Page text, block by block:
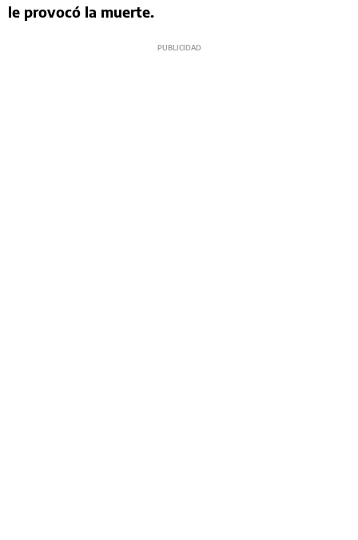
le provocó la muerte.